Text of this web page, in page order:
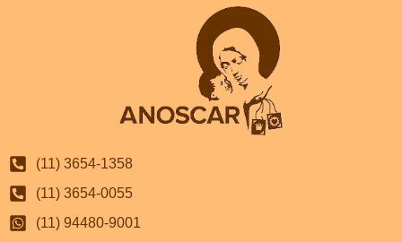
(11) 3654-1358
(11) 3654-0055
(11) 94480-9001